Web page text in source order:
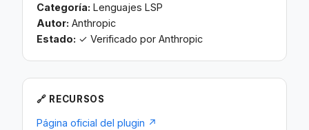
Categoría: Lenguajes LSP
Autor: Anthropic
Estado: ✓ Verificado por Anthropic
🔗 RECURSOS
Página oficial del plugin ↗